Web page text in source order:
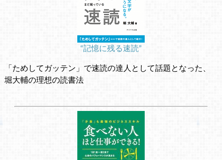
“記憶に残る速読”
「ためしてガッテン」で速読の達人として話題となった、
堀大輔の理想の読書法